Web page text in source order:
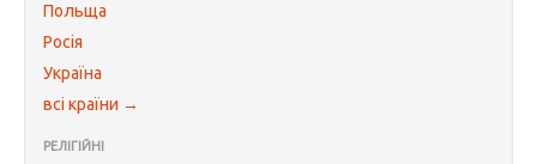
Польща
Росія
Україна
всі країни →
РЕЛІГІЙНІ